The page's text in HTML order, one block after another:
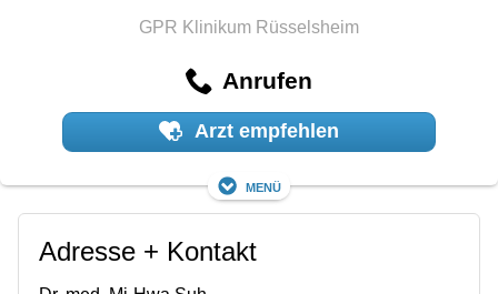
GPR Klinikum Rüsselsheim
Anrufen
Arzt empfehlen
Menü
Adresse + Kontakt